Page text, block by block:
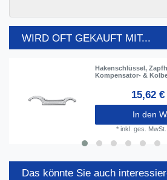
WIRD OFT GEKAUFT MIT...
Hakenschlüssel,
Kompensator- &
15,62 €
In den
* inkl. ges. MwSt.
Das könnte Sie auch